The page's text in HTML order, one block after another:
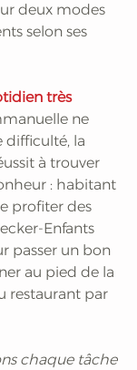
deux modes
selon ses
très
ne
difficulté, la
à trouver
: habitant
profiter des
Enfants
passer un bon
au pied de la
restaurant par
chaque tâche